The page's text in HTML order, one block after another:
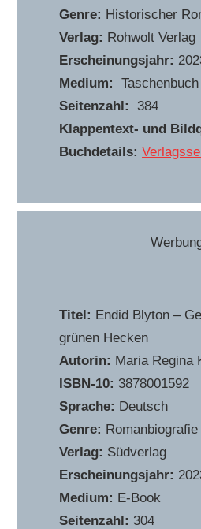
Genre: Historischer
Verlag: Rohwolt Verlag
Erscheinungsjahr:
Medium:
Taschenbuch
Seitenzahl:
384
Klappentext- und
Buchdetails:
Titel: Endid Blyton –
grünen Hecken
Autorin: Maria Regina
ISBN-10:3878001592
Sprache: Deutsch
Genre: Romanbiografie
Verlag: Südverlag
Erscheinungsjahr:
Medium: E-Book
Seitenzahl:304